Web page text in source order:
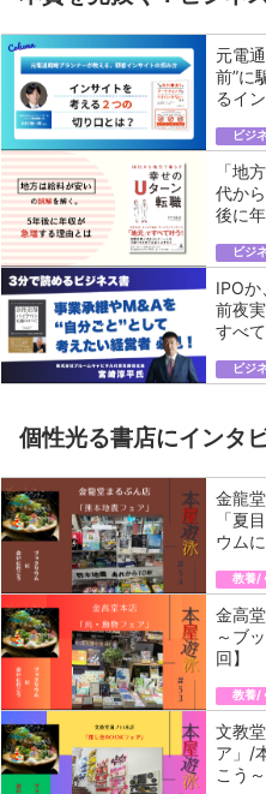
元電
前”に
るイ
ビジ
「地
代か
後に
ビジ
IPO
前夜
すべて
ビジ
個性光る書店にインタ
金龍
「夏
ウム
教養/
金高
～ブ
回】
教養/
文教
ア」/
こう